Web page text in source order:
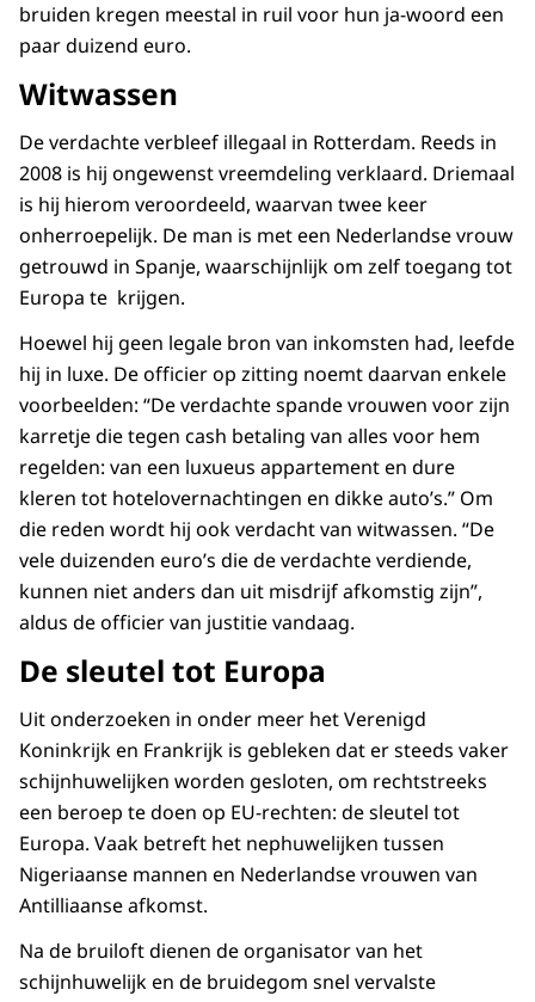
bruiden kregen meestal in ruil voor hun ja-woord een
paar duizend euro.
Witwassen
De verdachte verbleef illegaal in Rotterdam. Reeds in
2008 is hij ongewenst vreemdeling verklaard. Driemaal
is hij hierom veroordeeld, waarvan twee keer
onherroepelijk. De man is met een Nederlandse vrouw
getrouwd in Spanje, waarschijnlijk om zelf toegang tot
Europa te krijgen.
Hoewel hij geen legale bron van inkomsten had, leefde
hij in luxe. De officier op zitting noemt daarvan enkele
voorbeelden: “De verdachte spande vrouwen voor zijn
karretje die tegen cash betaling van alles voor hem
regelden: van een luxueus appartement en dure
kleren tot hotelovernachtingen en dikke auto’s.” Om
die reden wordt hij ook verdacht van witwassen. “De
vele duizenden euro’s die de verdachte verdiende,
kunnen niet anders dan uit misdrijf afkomstig zijn”,
aldus de officier van justitie vandaag.
De sleutel tot Europa
Uit onderzoeken in onder meer het Verenigd
Koninkrijk en Frankrijk is gebleken dat er steeds vaker
schijnhuwelijken worden gesloten, om rechtstreeks
een beroep te doen op EU-rechten: de sleutel tot
Europa. Vaak betreft het nephuwelijken tussen
Nigeriaanse mannen en Nederlandse vrouwen van
Antilliaanse afkomst.
Na de bruiloft dienen de organisator van het
schijnhuwelijk en de bruidegom snel vervalste